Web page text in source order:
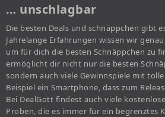
… unschlagbar
Die besten Deals und schnäppchen gibt
Jahrelange Erfahrungen wissen wir
um für dich die besten Schnäppchen zu
ermöglicht dir nicht nur die besten
sondern auch viele Gewinnspiele mit
Beispiel ein Smartphone, dass zum
Bei DealGott findest auch viele
Proben, die es immer für ein begrenztes